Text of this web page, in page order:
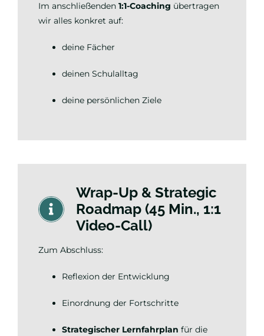
Im anschließenden 1:1-Coaching übertragen
wir alles konkret auf:
deine Fächer
deinen Schulalltag
deine persönlichen Ziele
Wrap-Up & Strategic
Roadmap (45 Min., 1:1
Video-Call)
Zum Abschluss:
Reflexion der Entwicklung
Einordnung der Fortschritte
Strategischer Lernfahrplan für die